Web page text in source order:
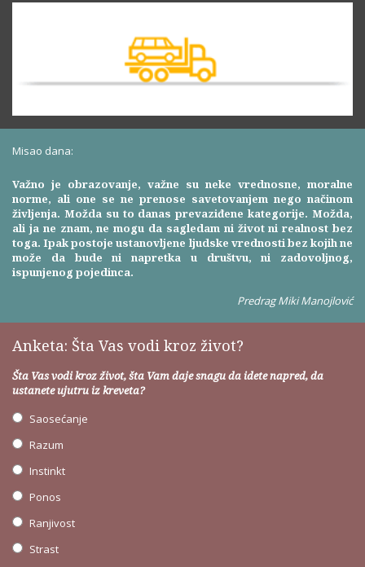
Misao dana:
Važno je obrazovanje, važne su neke vrednosne, moralne
norme, ali one se ne prenose savetovanjem nego načinom
življenja. Možda su to danas prevaziđene kategorije. Možda,
ali ja ne znam, ne mogu da sagledam ni život ni realnost bez
toga. Ipak postoje ustanovljene ljudske vrednosti bez kojih ne
može da bude ni napretka u društvu, ni zadovoljnog,
ispunjenog pojedinca.
Predrag Miki Manojlović
Anketa: Šta Vas vodi kroz život?
Šta Vas vodi kroz život, šta Vam daje snagu da idete napred, da
ustanete ujutru iz kreveta?
Saosećanje
Razum
Instinkt
Ponos
Ranjivost
Strast